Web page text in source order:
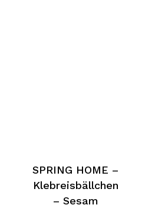
SPRING HOME –
Klebreisbällchen
– Sesam